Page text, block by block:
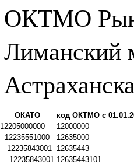
ОКТМО
Лиманский
ОКАТО
код ОКТМО с
12205000000
12000000
12235551000
12635000
12235843001 12635443
12235843001 12635443101